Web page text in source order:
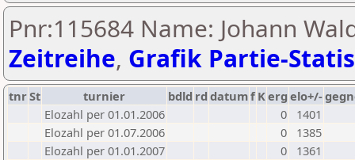
Pnr:115684 Name: Johann
Zeitreihe, Grafik Partie-
tnrSt turnier bdld rd datumf Kerg elo+/-
Elozahl per 01.01.2006
0
1401
Elozahl per 01.07.2006
0
1385
Elozahl per 01.01.2007
0
1361